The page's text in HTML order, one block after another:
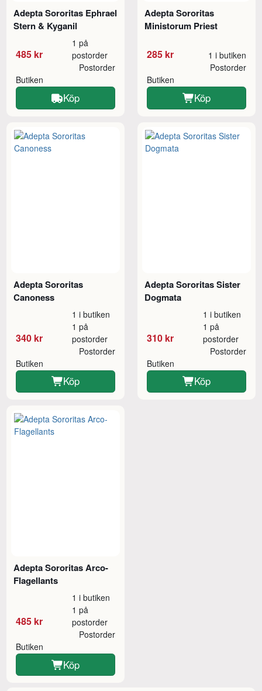
Adepta Sororitas Ephrael
Stern & Kyganil
485 kr
1 på
postorder
Butiken
Postorder
Köp
Adepta Sororitas
Ministorum Priest
285 kr 1 i butiken
Butiken
Postorder
Köp
Adepta Sororitas
Canoness
340 kr
1 i butiken
1 på
postorder
Butiken
Postorder
Köp
Adepta Sororitas Sister
Dogmata
310 kr
1 i butiken
1 på
postorder
Butiken
Postorder
Köp
Adepta Sororitas Arco-
Flagellants
485 kr
1 i butiken
1 på
postorder
Butiken
Postorder
Köp